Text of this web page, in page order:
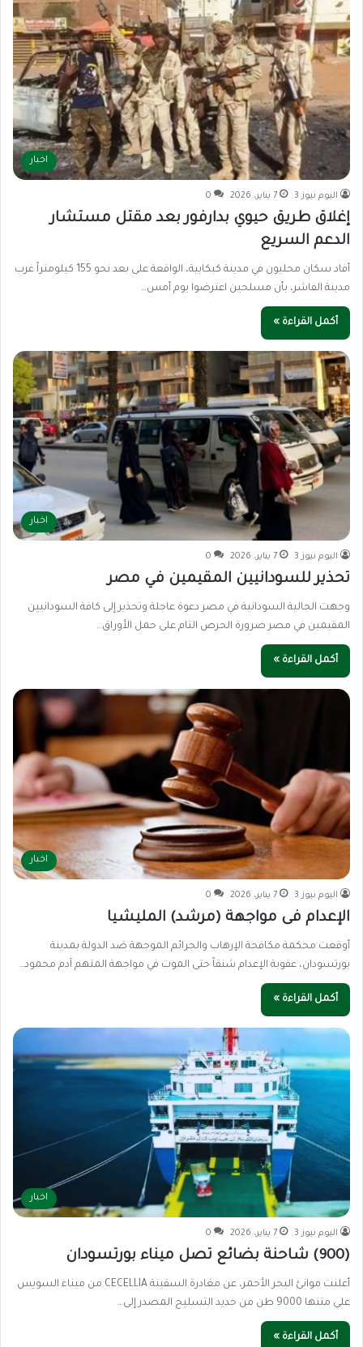
اخبار
اليوم نيوز 3 7 يناير، 2026 0
إغلاق طريق حيوي بدارفور بعد مقتل مستشار
الدعم السريع
أفاد سكان محليون في مدينة كبكابية، الواقعة على بعد نحو 155 كيلومتراً غرب
مدينة الفاشر، بأن مسلحين اعترضوا يوم أمس…
أكمل القراءة »
اخبار
اليوم نيوز 3 7 يناير، 2026 0
تحذير للسودانيين المقيمين في مصر
وجهت الجالية السودانية في مصر دعوة عاجلة وتحذير إلى كافة السودانيين
المقيمين في مصر ضرورة الحرص التام على حمل الأوراق…
أكمل القراءة »
اخبار
اليوم نيوز 3 7 يناير، 2026 0
الإعدام فى مواجهة (مرشد) المليشيا
أوقعت محكمة مكافحة الإرهاب والجرائم الموجهة ضد الدولة بمدينة
بورتسودان، عقوبة الإعدام شنقاً حتى الموت في مواجهة المتهم آدم محمود…
أكمل القراءة »
اخبار
اليوم نيوز 3 7 يناير، 2026 0
(900) شاحنة بضائع تصل ميناء بورتسودان
أعلنت موانئ البحر الأحمر، عن مغادرة السفينة CECELLIA من ميناء السويس
على متنها 9000 طن من حديد التسليح المصدر إلى…
أكمل القراءة »